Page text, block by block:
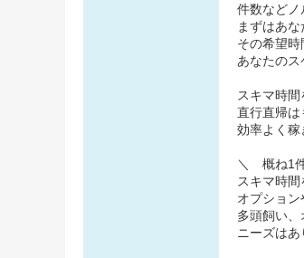
件数などノ
まずはあな
その希望
あなたのス
スキマ時
直行直帰は
効率よく
＼ 概ね1
スキマ時
オプション
多頭飼い
ニーズは